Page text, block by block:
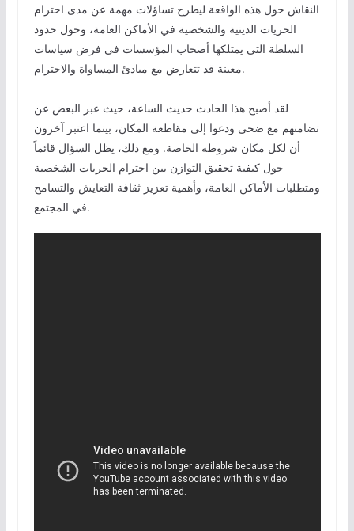
النقاش حول هذه الواقعة ليطرح تساؤلات مهمة عن مدى احترام
الحريات الدينية والشخصية في الأماكن العامة، وحول حدود
السلطة التي يمتلكها أصحاب المؤسسات في فرض سياسات
معينة قد تتعارض مع مبادئ المساواة والاحترام.
لقد أصبح هذا الحادث حديث الساعة، حيث عبر البعض عن
تضامنهم مع ضحى ودعوا إلى مقاطعة المكان، بينما اعتبر آخرون
أن لكل مكان شروطه الخاصة. ومع ذلك، يظل السؤال قائماً
حول كيفية تحقيق التوازن بين احترام الحريات الشخصية
ومتطلبات الأماكن العامة، وأهمية تعزيز ثقافة التعايش والتسامح
في المجتمع.